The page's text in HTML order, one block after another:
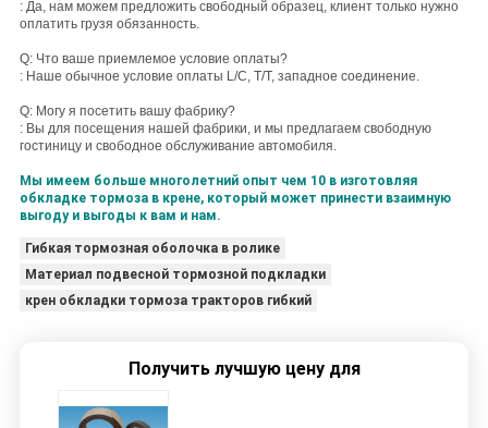
: Да, нам можем предложить свободный образец, клиент только нужно
оплатить грузя обязанность.
Q: Что ваше приемлемое условие оплаты?
: Наше обычное условие оплаты L/C, T/T, западное соединение.
Q: Могу я посетить вашу фабрику?
: Вы для посещения нашей фабрики, и мы предлагаем свободную
гостиницу и свободное обслуживание автомобиля.
Мы имеем больше многолетний опыт чем 10 в изготовляя
обкладке тормоза в крене, который может принести взаимную
выгоду и выгоды к вам и нам.
Гибкая тормозная оболочка в ролике
Материал подвесной тормозной подкладки
крен обкладки тормоза тракторов гибкий
Получить лучшую цену для